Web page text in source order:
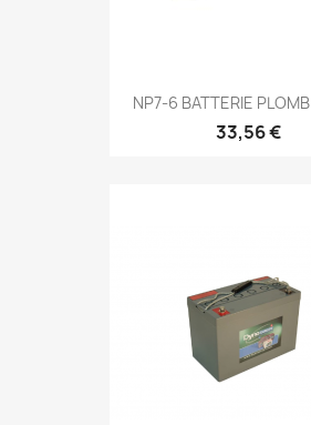
NP7-6 BATTERIE
33,56 €